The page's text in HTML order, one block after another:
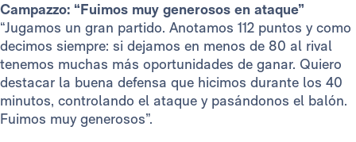
Campazzo: “Fuimos muy generosos en ataque”
“Jugamos un gran partido. Anotamos 112 puntos y como
decimos siempre: si dejamos en menos de 80 al rival
tenemos muchas más oportunidades de ganar. Quiero
destacar la buena defensa que hicimos durante los 40
minutos, controlando el ataque y pasándonos el balón.
Fuimos muy generosos”.